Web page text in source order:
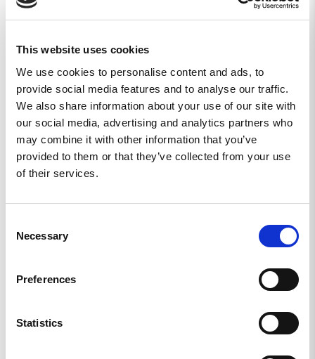
This website uses cookies
We use cookies to personalise content and ads, to
provide social media features and to analyse our traffic.
We also share information about your use of our site with
our social media, advertising and analytics partners who
may combine it with other information that you’ve
provided to them or that they’ve collected from your use
of their services.
Selection
Necessary
Preferences
Statistics
Ställ en fråga
Recensioner Frågor
Ulf H.
SE
PERFEKT KVALITET SOM VANLIGT
Until Victory - Black Tee - XL
Jesper O.
SE